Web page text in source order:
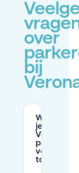
over
bij
Waar kun
je in
Verona
parkeren
voor
toeristen?